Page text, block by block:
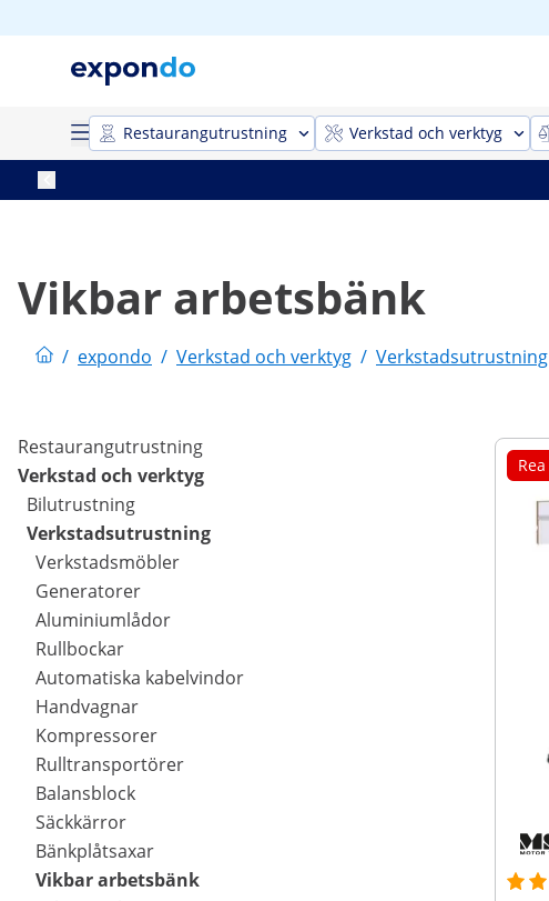
Restaurangutrustning Verkstad och verktyg
Vikbar arbetsbänk
/ expondo / Verkstad och verktyg / Verkstadsutrustning
Restaurangutrustning
Verkstad och verktyg
Bilutrustning
Verkstadsutrustning
Verkstadsmöbler
Generatorer
Aluminiumlådor
Rullbockar
Automatiska kabelvindor
Handvagnar
Kompressorer
Rulltransportörer
Balansblock
Säckkärror
Bänkplåtsaxar
Vikbar arbetsbänk
Rea